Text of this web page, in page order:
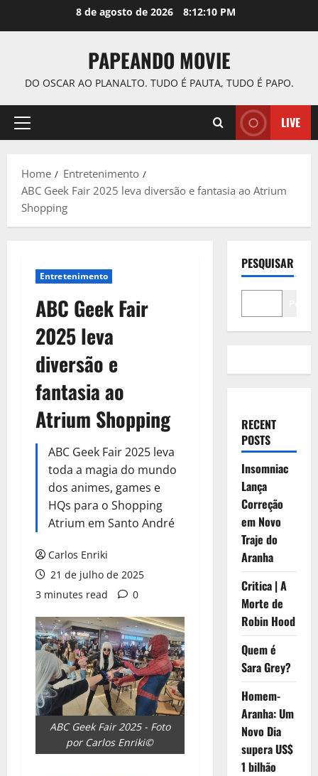
8 de agosto de 2026 8:12:11 PM
PAPEANDO MOVIE
DO OSCAR AO PLANALTO. TUDO É PAUTA, TUDO É PAPO.
Primary
LIVE
Home
Entretenimento
ABC Geek Fair 2025 leva diversão e fantasia ao Atrium
Shopping
Entretenimento
ABC Geek Fair
2025 leva
diversão e
fantasia ao
Atrium Shopping
ABC Geek Fair 2025 leva
toda a magia do mundo
dos animes, games e
HQs para o Shopping
Atrium em Santo André
Carlos Enriki
21 de julho de 2025
3 minutes read
0
ABC Geek Fair 2025 - Foto
por Carlos Enriki©
PESQUISAR
RECENT
POSTS
Insomniac
Lança
Correção
em Novo
Traje do
Aranha
Critica | A
Morte de
Robin Hood
Quem é
Sara Grey?
Homem-
Aranha: Um
Novo Dia
supera US$
1 bilhão